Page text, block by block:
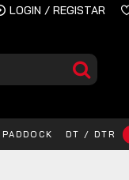
LOGIN / REGISTAR
DT / DTR